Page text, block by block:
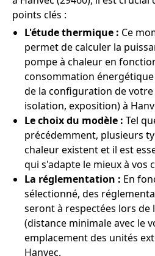
points clés :
L'étude thermique : Ce
permet de calculer la
pompe à chaleur en
consommation
de la configuration de
isolation, exposition) à
Le choix du modèle : Tel
précédemment, plusieurs
chaleur existent et il est
qui s'adapte le mieux à vos
La réglementation : En
sélectionné, des
seront à respectées lors de
(distance minimale avec le
emplacement des unités
Hanvec.